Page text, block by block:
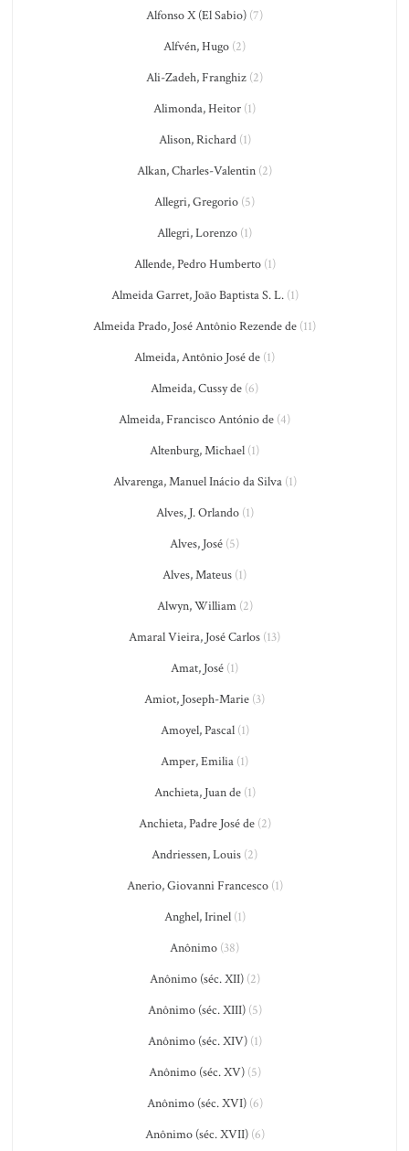
Alfonso X (El Sabio) (7)
Alfvén, Hugo (2)
Ali-Zadeh, Franghiz (2)
Alimonda, Heitor (1)
Alison, Richard(1)
Alkan, Charles-Valentin (2)
Allegri, Gregorio (5)
Allegri, Lorenzo (1)
Allende, Pedro Humberto(1)
Almeida Garret, João Baptista S. L.(1)
Almeida Prado, José Antônio Rezende de (11)
Almeida, Antônio José de (1)
Almeida, Cussy de (6)
Almeida, Francisco António de (4)
Altenburg, Michael (1)
Alvarenga, Manuel Inácio da Silva(1)
Alves, J. Orlando(1)
Alves, José (5)
Alves, Mateus (1)
Alwyn, William(2)
Amaral Vieira, José Carlos (13)
Amat, José (1)
Amiot, Joseph-Marie (3)
Amoyel, Pascal(1)
Amper, Emilia (1)
Anchieta, Juan de(1)
Anchieta, Padre José de(2)
Andriessen, Louis (2)
Anerio, Giovanni Francesco(1)
Anghel, Irinel(1)
Anônimo (38)
Anônimo (séc. XII)(2)
Anônimo (séc. XIII)(5)
Anônimo (séc. XIV)(1)
Anônimo (séc. XV)(5)
Anônimo (séc. XVI)(6)
Anônimo (séc. XVII)(6)